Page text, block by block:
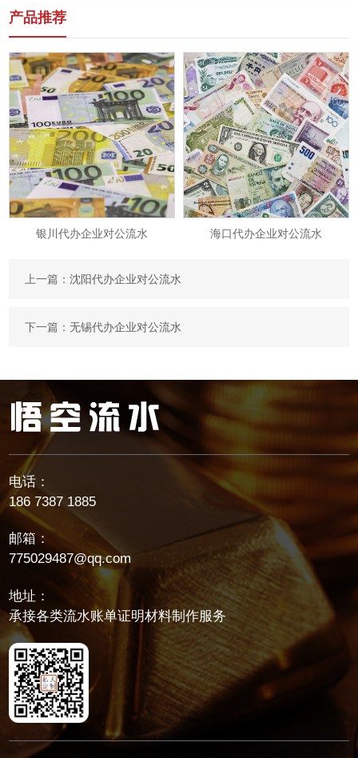
产品推荐
银川代办企业对公流水 海口代办企业对公流水
上一篇：沈阳代办企业对公流水
下一篇：无锡代办企业对公流水
电话：
186 7387 1885
邮箱：
775029487@qq.com
地址：
承接各类流水账单证明材料制作服务